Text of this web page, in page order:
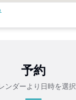
予約
ンダーより日時を選択